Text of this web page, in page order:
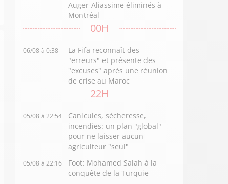
Auger-Aliassime éliminés à
Montréal
00H
06/08 à 0:38
La Fifa reconnaît des
"erreurs" et présente des
"excuses" après une réunion
de crise au Maroc
22H
05/08 à 22:54
Canicules, sécheresse,
incendies: un plan "global"
pour ne laisser aucun
agriculteur "seul"
05/08 à 22:16
Foot: Mohamed Salah à la
conquête de la Turquie